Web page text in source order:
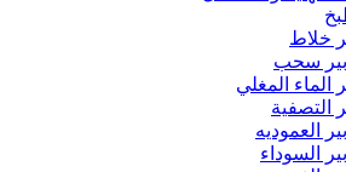
خلاط
سحب
الماء المغلي
التصفية
العموديه
السوداء